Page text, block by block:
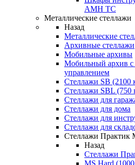
AMH TC
Металлические стеллажи
Назад
Металлические
Архивные стеллажи
Мобильные архивы
Мобильный архив с
управлением
Стеллажи SB (2100
Стеллажи SBL (750
Стеллажи для
Стеллажи для дома
Стеллажи для
Стеллажи для
Стеллажи Практик
Назад
Стеллажи
MS Hard